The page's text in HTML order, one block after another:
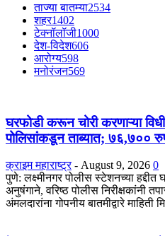
ताज्या बातम्या2534
शहर1402
टेक्नॉलॉजी1000
देश-विदेश606
आरोग्य598
मनोरंजन569
घरफोडी करून चोरी करणाऱ्या
पोलिसांकडून ताब्यात; ७६,७००
क्राइम महाराष्ट्र - August 9, 2026 0
पुणे: लक्ष्मीनगर पोलीस स्टेशनच्या हद्दीत
अनुषंगाने, वरिष्ठ पोलीस निरीक्षकांनी
अंमलदारांना गोपनीय बातमीद्वारे माहिती